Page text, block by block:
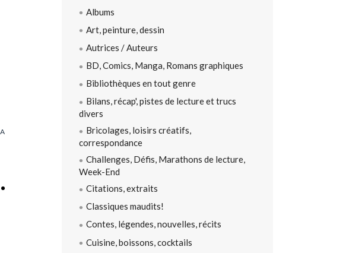
Albums
Art, peinture, dessin
Autrices / Auteurs
BD, Comics, Manga, Romans graphiques
Bibliothèques en tout genre
Bilans, récap', pistes de lecture et trucs
divers
Bricolages, loisirs créatifs,
correspondance
Challenges, Défis, Marathons de lecture,
Week-End
Citations, extraits
Classiques maudits!
Contes, légendes, nouvelles, récits
Cuisine, boissons, cocktails